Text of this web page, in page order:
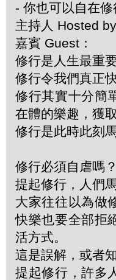
- 你也可以自在修
主持人 Hosted
嘉賓 Guest：
修行是人生最重
修行令我們真正
修行其實十分簡
在體的樂趣，獲
修行是此時此刻
修行必須自虐嗎？
提起修行，人們
大家往往以為做
快樂也要全部拒
活方式。
這是誤解，或者
提起修行，許多